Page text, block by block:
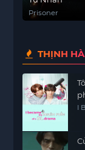
Prisoner
THỊNH
I